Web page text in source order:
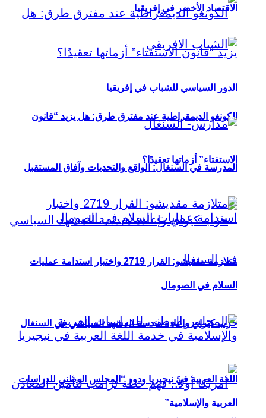
الكونغو الديمقراطية عند مفترق طرق: هل يزيد “قانون
الاستفتاء” أزماتها تعقيدًا؟
حزب كيراي وإعادة هندسة المشهد السياسي في السنغال
الاقتصاد الأخضر في إفريقيا
الدور السياسي للشباب في إفريقيا
المدرسة في السنغال: الواقع والتحديات وآفاق المستقبل
متلازمة مقديشو: القرار 2719 واختبار استدامة عمليات
السلام في الصومال
اللغة العربية في نيجيريا ودور “المجلس الوطني للدراسات
العربية والإسلامية”